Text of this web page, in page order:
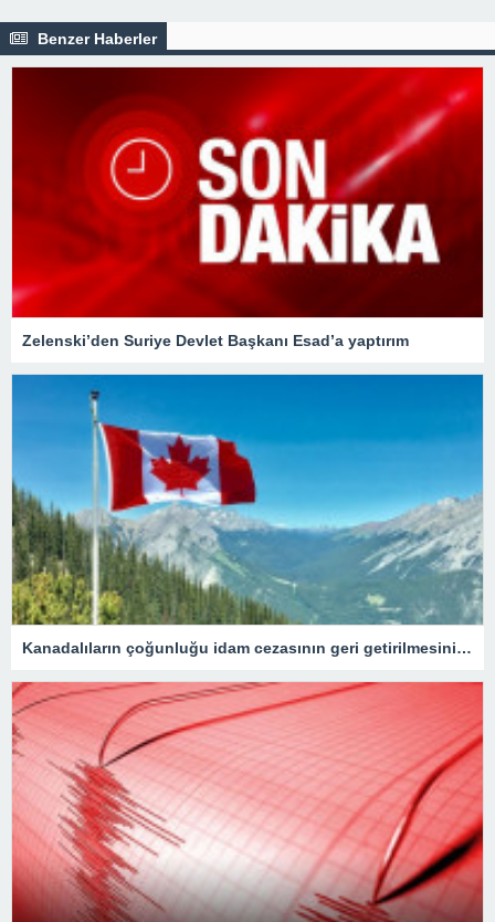
Benzer Haberler
Zelenski’den Suriye Devlet Başkanı Esad’a yaptırım
Kanadalıların çoğunluğu idam cezasının geri getirilmesini onaylıyor